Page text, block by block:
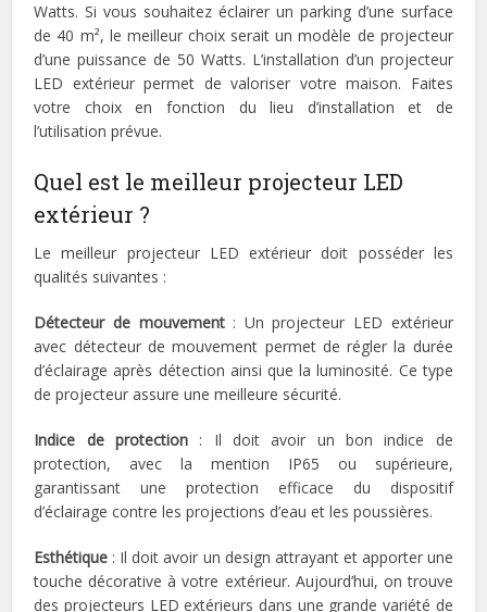
Watts. Si vous souhaitez éclairer un parking d’une surface
de 40 m², le meilleur choix serait un modèle de projecteur
d’une puissance de 50 Watts. L’installation d’un projecteur
LED extérieur permet de valoriser votre maison. Faites
votre choix en fonction du lieu d’installation et de
l’utilisation prévue.
Quel est le meilleur projecteur LED
extérieur ?
Le meilleur projecteur LED extérieur doit posséder les
qualités suivantes :
Détecteur de mouvement: Un projecteur LED extérieur
avec détecteur de mouvement permet de régler la durée
d’éclairage après détection ainsi que la luminosité. Ce type
de projecteur assure une meilleure sécurité.
Indice de protection: Il doit avoir un bon indice de
protection, avec la mention IP65 ou supérieure,
garantissant une protection efficace du dispositif
d’éclairage contre les projections d’eau et les poussières.
Esthétique : Il doit avoir un design attrayant et apporter une
touche décorative à votre extérieur. Aujourd’hui, on trouve
des projecteurs LED extérieurs dans une grande variété de